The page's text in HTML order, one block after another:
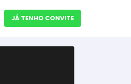
JÁ TENHO CONVITE